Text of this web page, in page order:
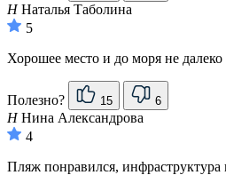
ННаталья Таболина
5
Хорошее место и до моря не далеко
Полезно? 15 6
ННина Александрова
4
Пляж понравился, инфраструктура